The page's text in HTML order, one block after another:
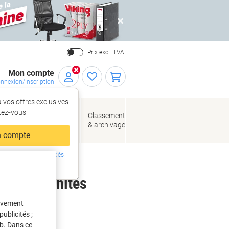
Close
Prix excl. TVA.
Mon compte
Inscription
vos offres exclusives
compte
Inscrivez-vous dès
de bureau
Classement
& archivage
de 10 Unités
;
Dans ce